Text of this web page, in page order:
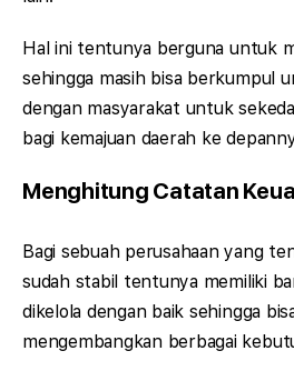
Hal ini tentunya berguna untuk
sehingga masih bisa berkumpul
dengan masyarakat untuk
bagi kemajuan daerah ke
Menghitung Catatan
Bagi sebuah perusahaan yang
sudah stabil tentunya memiliki
dikelola dengan baik sehingga
mengembangkan berbagai